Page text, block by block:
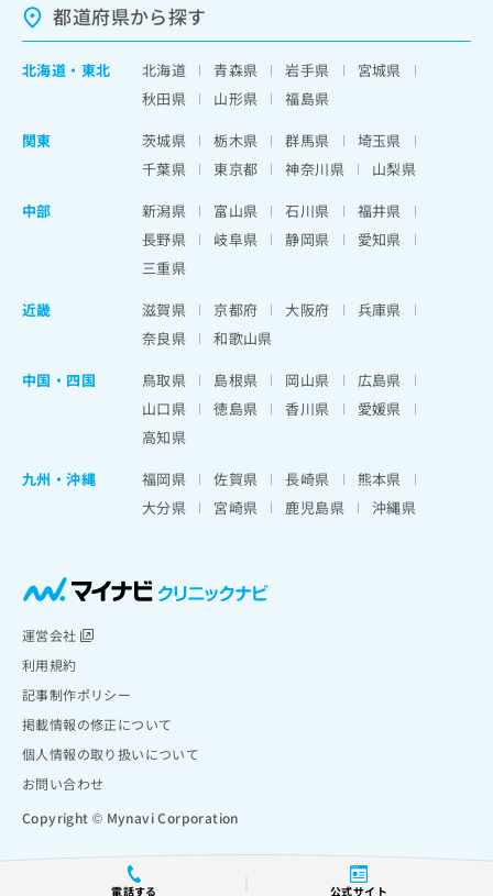
電話する 公式サイト
都道府県から探す
北海道 ・ 東北 北海道 青森県 岩手県
宮城県
秋田県
山形県
福島県
関東
茨城県 栃木県 群馬県
埼玉県
千葉県
東京都 神奈川県
山梨県
中部
新潟県 富山県 石川県
福井県
長野県
岐阜県 静岡県
愛知県
三重県
近畿
滋賀県 京都府 大阪府
兵庫県
奈良県
和歌山県
中国・四国
鳥取県 島根県 岡山県
広島県
山口県
徳島県 香川県
愛媛県
高知県
九州・沖縄
福岡県 佐賀県 長崎県
熊本県
大分県
宮崎県 鹿児島県 沖縄県
運営会社
利用規約
記事制作ポリシー
掲載情報の修正について
個人情報の取り扱いについて
お問い合わせ
Copyright © Mynavi Corporation